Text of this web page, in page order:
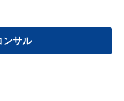
ンサル